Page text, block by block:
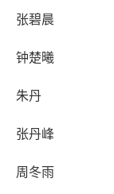
张碧晨
钟楚曦
朱丹
张丹峰
周冬雨